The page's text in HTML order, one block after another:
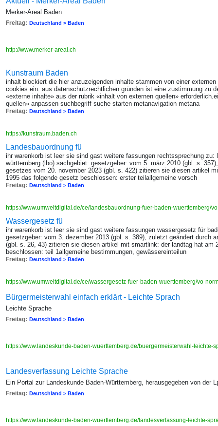
Merker-Areal Baden
Freitag: Deutschland > Baden
http://www.merker-areal.ch
Kunstraum Baden
inhalt blockiert die hier anzuzeigenden inhalte stammen von einer
cookies ein. aus datenschutzrechtlichen gründen ist eine zustimmung zu
«externe inhalte» aus der rubrik «inhalt von externen quellen»
quellen» anpassen suchbegriff suche starten metanavigation metana
Freitag: Deutschland > Baden
https://kunstraum.baden.ch
Landesbauordnung fü
ihr warenkorb ist leer sie sind gast weitere fassungen rechtssprechung zu:
württemberg (lbo) sachgebiet: gesetzgeber: vom 5. märz 2010 (gbl. s.
gesetzes vom 20. november 2023 (gbl. s. 422) zitieren sie diesen artikel
1995 das folgende gesetz beschlossen: erster teilallgemeine vorsch
Freitag: Deutschland > Baden
https://www.umweltdigital.de/ce/landesbauordnung-fuer-baden-wuerttemberg/
Wassergesetz fü
ihr warenkorb ist leer sie sind gast weitere fassungen wassergesetz für
gesetzgeber: vom 3. dezember 2013 (gbl. s. 389), zuletzt geändert durch
(gbl. s. 26, 43) zitieren sie diesen artikel mit smartlink: der landtag hat am
beschlossen: teil 1allgemeine bestimmungen, gewässereinteilun
Freitag: Deutschland > Baden
https://www.umweltdigital.de/ce/wassergesetz-fuer-baden-wuerttemberg/vo-
Bürgermeisterwahl einfach erklärt - Leichte Sprach
Leichte Sprache
Freitag: Deutschland > Baden
https://www.landeskunde-baden-wuerttemberg.de/buergermeisterwahl-leichte-
Landesverfassung Leichte Sprache
Ein Portal zur Landeskunde Baden-Württemberg, herausgegeben von der
Freitag: Deutschland > Baden
https://www.landeskunde-baden-wuerttemberg.de/landesverfassung-leichte-